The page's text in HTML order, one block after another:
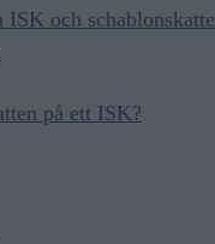
ISK och
på ett ISK?